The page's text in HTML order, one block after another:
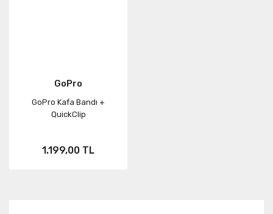
GoPro
GoPro Kafa Bandı +
QuickClip
1.199,00 TL